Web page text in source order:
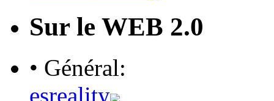
Sur le WEB 2.0
• Général:
esreality